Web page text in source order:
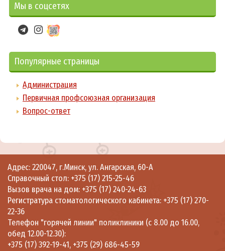
Мы в соцсетях
Популярные страницы
Администрация
Первичная профсоюзная организация
Вопрос-ответ
Адрес: 220047, г.Минск, ул. Ангарская, 60-А
Справочный стол: +375 (17) 215-25-46
Вызов врача на дом: +375 (17) 240-24-63
Регистратура стоматологического кабинета: +375 (17) 270-
22-36
Телефон "горячей линии" поликлиники (с 8.00 до 16.00,
обед 12.00-12.30):
+375 (17) 392-19-41 , +375 (29) 686-45-59